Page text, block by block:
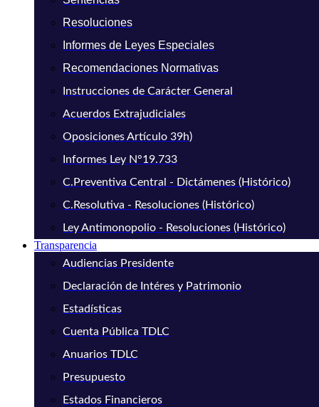
Resoluciones
Informes de Leyes Especiales
Recomendaciones Normativas
Instrucciones de Carácter General
Acuerdos Extrajudiciales
Oposiciones Artículo 39h)
Informes Ley N°19.733
C.Preventiva Central - Dictámenes (Histórico)
C.Resolutiva - Resoluciones (Histórico)
Ley Antimonopolio - Resoluciones (Histórico)
Transparencia
Audiencias Presidente
Declaración de Intéres y Patrimonio
Estadísticas
Cuenta Pública TDLC
Anuarios TDLC
Presupuesto
Estados Financieros